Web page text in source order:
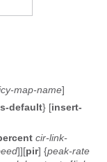
map-name]
default} [insert-
cir-link-
]][pir] {peak-rate